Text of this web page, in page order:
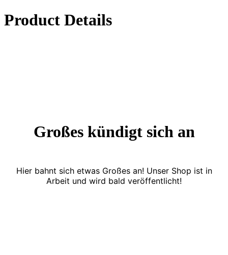
Product Details
Großes kündigt sich an
Hier bahnt sich etwas Großes an! Unser Shop ist in
Arbeit und wird bald veröffentlicht!